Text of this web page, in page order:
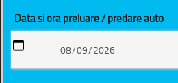
Data si ora preluare / predare auto